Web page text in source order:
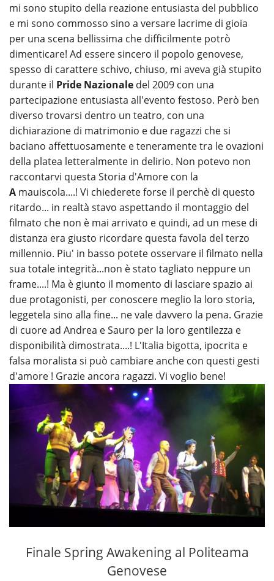
mi sono stupito della reazione entusiasta del pubblico
e mi sono commosso sino a versare lacrime di gioia
per una scena bellissima che difficilmente potrò
dimenticare! Ad essere sincero il popolo genovese,
spesso di carattere schivo, chiuso, mi aveva già stupito
durante il Pride Nazionale del 2009 con una
partecipazione entusiasta all'evento festoso. Però ben
diverso trovarsi dentro un teatro, con una
dichiarazione di matrimonio e due ragazzi che si
baciano affettuosamente e teneramente tra le ovazioni
della platea letteralmente in delirio. Non potevo non
raccontarvi questa Storia d'Amore con la
A mauiscola....! Vi chiederete forse il perchè di questo
ritardo... in realtà stavo aspettando il montaggio del
filmato che non è mai arrivato e quindi, ad un mese di
distanza era giusto ricordare questa favola del terzo
millennio. Piu' in basso potete osservare il filmato nella
sua totale integrità...non è stato tagliato neppure un
frame....! Ma è giunto il momento di lasciare spazio ai
due protagonisti, per conoscere meglio la loro storia,
leggetela sino alla fine... ne vale davvero la pena. Grazie
di cuore ad Andrea e Sauro per la loro gentilezza e
disponibilità dimostrata....! L'Italia bigotta, ipocrita e
falsa moralista si può cambiare anche con questi gesti
d'amore ! Grazie ancora ragazzi. Vi voglio bene!
Finale Spring Awakening al Politeama
Genovese